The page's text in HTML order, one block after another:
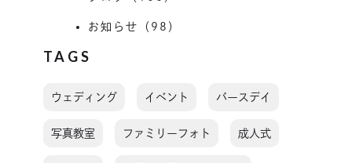
お知らせ（98）
TAGS
ウェディング イベント バースデイ
写真教室 ファミリーフォト 成人式